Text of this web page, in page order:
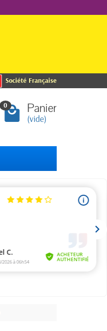
Société Française
0 Panier
(vide)